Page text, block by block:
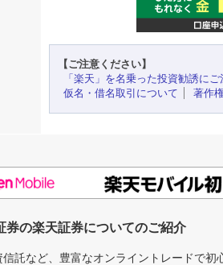
【ご注意ください】
「楽天」を名乗った投資勧誘に
仮名・借名取引について
著作
券の楽天証券についてのご紹介
信託など、豊富なオンライントレードで